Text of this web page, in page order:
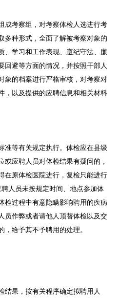
成考察组，对考察体检人选进行考
多种形式，全面了解被考察对象的
、学习和工作表现、遵纪守法、廉
回避等方面的情况，并按照干部人
象的档案进行严格审核，对考察对
，以及提供的应聘信息和相关材料
准等有关规定执行。体检应在县级
或应聘人员对体检结果有疑问的，
在原体检医院进行，复检只能进行
人员未按规定时间、地点参加体
检过程中有意隐瞒影响聘用的疾病
员作弊或者请他人顶替体检以及交
给予其不予聘用的处理。
结果，按有关程序确定拟聘用人